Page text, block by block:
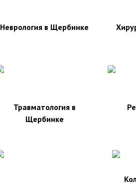
Неврология в Щербинке
Травматология в
Щербинке